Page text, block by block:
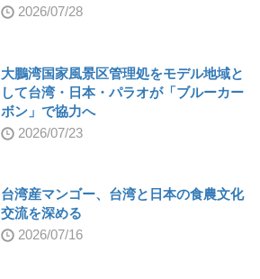
2026/07/28
大鵬湾国家風景区管理処をモデル地域と
して台湾・日本・パラオが「ブルーカー
ボン」で協力へ
2026/07/23
台湾産マンゴー、台湾と日本の食農文化
交流を深める
2026/07/16